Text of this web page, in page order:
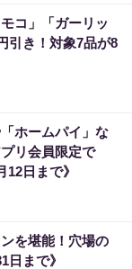
コ」「ガーリッ
引き！対象7品が8
ホームパイ」な
リ会員限定で
12日まで》
を堪能！穴場の
日まで》